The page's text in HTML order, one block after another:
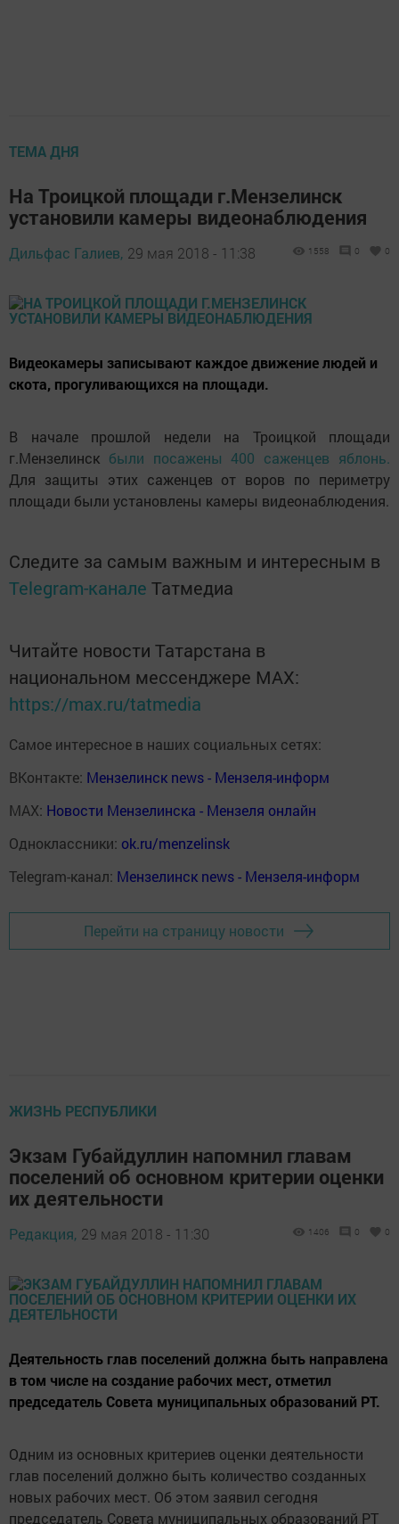
ТЕМА ДНЯ
На Троицкой площади г.Мензелинск
установили камеры видеонаблюдения
Дильфас Галиев, 29 мая 2018 - 11:38 1558 0 0
Видеокамеры записывают каждое движение людей и
скота, прогуливающихся на площади.
В начале прошлой недели на Троицкой площади
г.Мензелинск были посажены 400 саженцев яблонь.
Для защиты этих саженцев от воров по периметру
площади были установлены камеры видеонаблюдения.
Следите за самым важным и интересным в
Telegram-канале Татмедиа
Читайте новости Татарстана в
национальном мессенджере MАХ:
https://max.ru/tatmedia
Самое интересное в наших социальных сетях:
ВКонтакте: Мензелинск news - Мензеля-информ
MAX: Новости Мензелинска - Мензеля онлайн
Одноклассники: ok.ru/menzelinsk
Telegram-канал: Мензелинск news - Мензеля-информ
Перейти на страницу новости
ЖИЗНЬ РЕСПУБЛИКИ
Экзам Губайдуллин напомнил главам
поселений об основном критерии оценки
их деятельности
Редакция, 29 мая 2018 - 11:30 1406 0 0
Деятельность глав поселений должна быть направлена
в том числе на создание рабочих мест, отметил
председатель Совета муниципальных образований РТ.
Одним из основных критериев оценки деятельности
глав поселений должно быть количество созданных
новых рабочих мест. Об этом заявил сегодня
председатель Совета муниципальных образований РТ